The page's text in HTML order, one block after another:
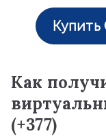
Как
(+377)